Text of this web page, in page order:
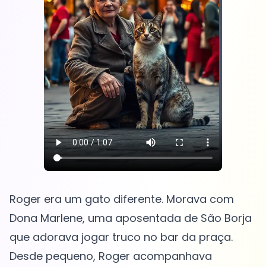
Roger era um gato diferente. Morava com
Dona Marlene, uma aposentada de São Borja
que adorava jogar truco no bar da praça.
Desde pequeno, Roger acompanhava